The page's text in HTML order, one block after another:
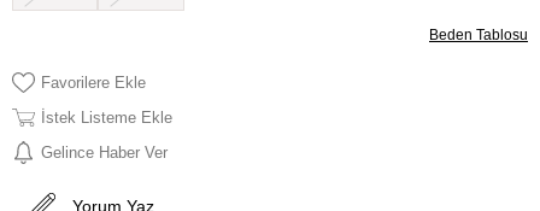
Beden Tablosu
Favorilere Ekle
İstek Listeme Ekle
Gelince Haber Ver
Yorum Yaz